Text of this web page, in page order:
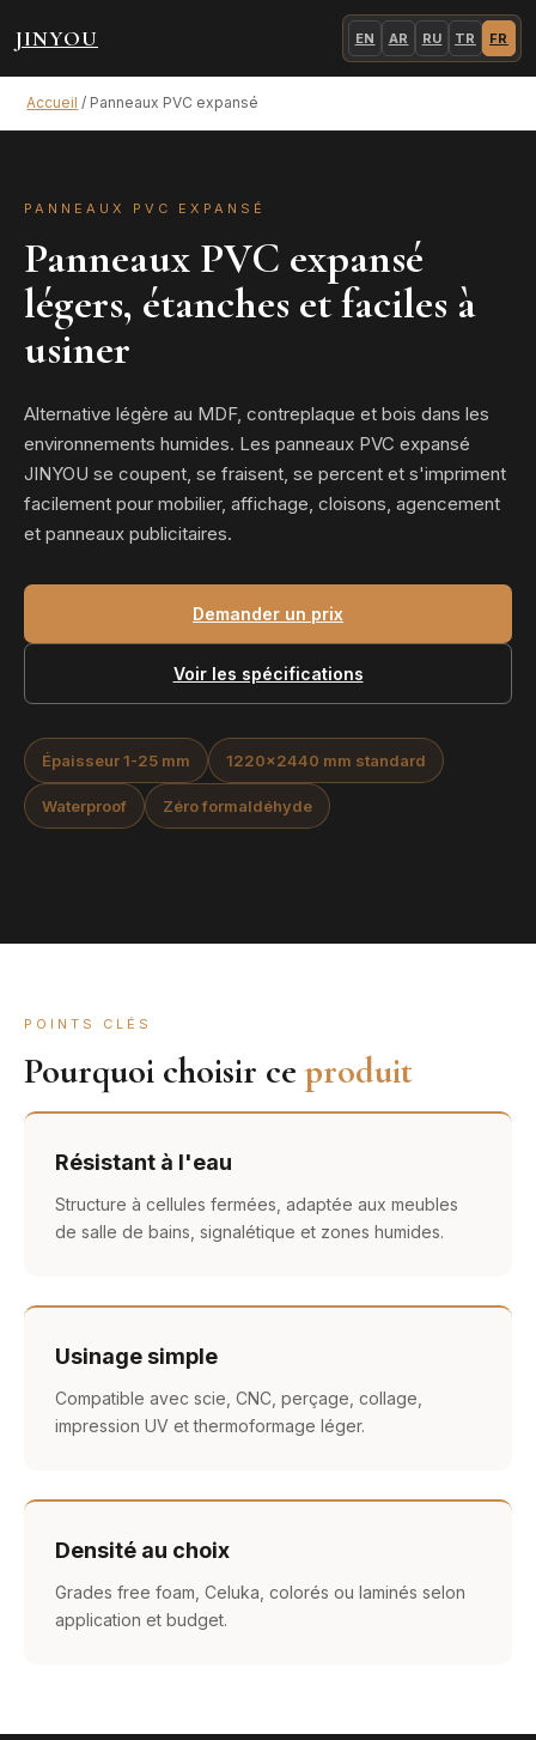
JINYOU EN AR RU TR FR
Accueil / Panneaux PVC expansé
PANNEAUX PVC EXPANSÉ
Panneaux PVC expansé
légers, étanches et faciles à
usiner
Alternative légère au MDF, contreplaque et bois dans les
environnements humides. Les panneaux PVC expansé
JINYOU se coupent, se fraisent, se percent et s'impriment
facilement pour mobilier, affichage, cloisons, agencement
et panneaux publicitaires.
Demander un prix
Voir les spécifications
Épaisseur 1-25 mm 1220x2440 mm standard
Waterproof Zéro formaldéhyde
POINTS CLÉS
Pourquoi choisir ceproduit
Résistant à l'eau
Structure à cellules fermées, adaptée aux meubles
de salle de bains, signalétique et zones humides.
Usinage simple
Compatible avec scie, CNC, perçage, collage,
impression UV et thermoformage léger.
Densité au choix
Grades free foam, Celuka, colorés ou laminés selon
application et budget.